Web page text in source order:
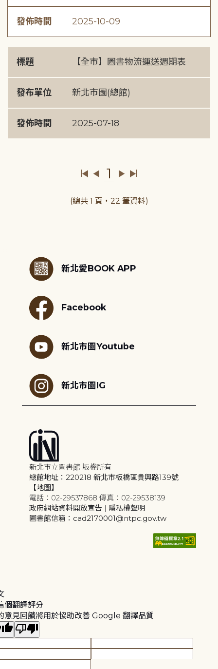
發佈時間 2025-10-09
標題 【全市】圖書物流運送週期表
發布單位 新北市圖(總館)
發佈時間 2025-07-18
1
(總共 1 頁，22 筆資料)
新北愛BOOK APP
Facebook
新北市圖Youtube
新北市圖IG
新北市立圖書館 版權所有
總館地址：220218 新北市板橋區貴興路139號
【地圖】
電話：02-29537868 傳真：02-29538139
政府網站資料開放宣告 | 隱私權聲明
圖書館信箱：cad2170001@ntpc.gov.tw
個翻譯評分
意見回饋將用於協助改善 Google 翻譯品質